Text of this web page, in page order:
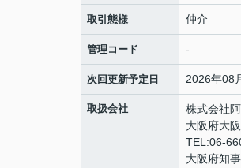
取引態様 仲介
管理コード -
次回更新予定日 2026年08
取扱会社
株式会社
大阪府大
TEL:06-
大阪府知